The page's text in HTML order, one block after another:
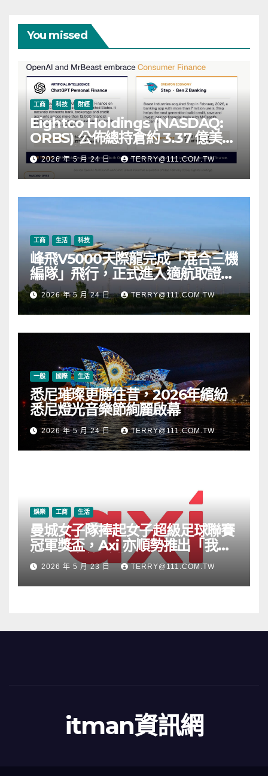
You missed
工商 科技 財經
Eightco Holdings (NASDAQ:
ORBS) 公佈總持倉約 3.37 億美
元，涵蓋 OpenAI、Beast
Industries、超過 11,000 枚以太
幣 (ETH) 及逾 2.83 億枚 WLD 代
幣
2026 年 5 月 24 日 TERRY@111.COM.TW
工商 生活 科技
峰飛V5000天際龍完成「混合三機
編隊」飛行，正式進入適航取證階
段2026 年 5 月 24 日 TERRY@111.COM.TW
一般 國際 生活
悉尼璀璨更勝往昔，2026年繽紛
悉尼燈光音樂節絢麗啟幕
2026 年 5 月 24 日 TERRY@111.COM.TW
娛樂 工商 生活
曼城女子隊捧起女子超級足球聯賽
冠軍獎盃，Axi 亦順勢推出「我的
根源」宣傳活動
2026 年 5 月 23 日 TERRY@111.COM.TW
itman資訊網